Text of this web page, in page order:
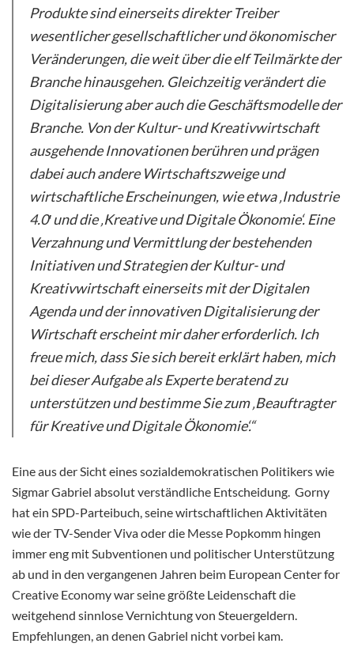
Produkte sind einerseits direkter Treiber
wesentlicher gesellschaftlicher und ökonomischer
Veränderungen, die weit über die elf Teilmärkte der
Branche hinausgehen. Gleichzeitig verändert die
Digitalisierung aber auch die Geschäftsmodelle der
Branche. Von der Kultur- und Kreativwirtschaft
ausgehende Innovationen berühren und prägen
dabei auch andere Wirtschaftszweige und
wirtschaftliche Erscheinungen, wie etwa ‚Industrie
4.0′ und die ‚Kreative und Digitale Ökonomie‘. Eine
Verzahnung und Vermittlung der bestehenden
Initiativen und Strategien der Kultur- und
Kreativwirtschaft einerseits mit der Digitalen
Agenda und der innovativen Digitalisierung der
Wirtschaft erscheint mir daher erforderlich. Ich
freue mich, dass Sie sich bereit erklärt haben, mich
bei dieser Aufgabe als Experte beratend zu
unterstützen und bestimme Sie zum ‚Beauftragter
für Kreative und Digitale Ökonomie‘.“
Eine aus der Sicht eines sozialdemokratischen Politikers wie
Sigmar Gabriel absolut verständliche Entscheidung. Gorny
hat ein SPD-Parteibuch, seine wirtschaftlichen Aktivitäten
wie der TV-Sender Viva oder die Messe Popkomm hingen
immer eng mit Subventionen und politischer Unterstützung
ab und in den vergangenen Jahren beim European Center for
Creative Economy war seine größte Leidenschaft die
weitgehend sinnlose Vernichtung von Steuergeldern.
Empfehlungen, an denen Gabriel nicht vorbei kam.